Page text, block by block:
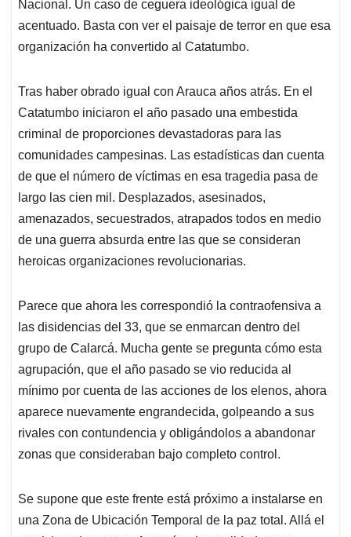
Nacional. Un caso de ceguera ideológica igual de
acentuado. Basta con ver el paisaje de terror en que esa
organización ha convertido al Catatumbo.
Tras haber obrado igual con Arauca años atrás. En el
Catatumbo iniciaron el año pasado una embestida
criminal de proporciones devastadoras para las
comunidades campesinas. Las estadísticas dan cuenta
de que el número de víctimas en esa tragedia pasa de
largo las cien mil. Desplazados, asesinados,
amenazados, secuestrados, atrapados todos en medio
de una guerra absurda entre las que se consideran
heroicas organizaciones revolucionarias.
Parece que ahora les correspondió la contraofensiva a
las disidencias del 33, que se enmarcan dentro del
grupo de Calarcá. Mucha gente se pregunta cómo esta
agrupación, que el año pasado se vio reducida al
mínimo por cuenta de las acciones de los elenos, ahora
aparece nuevamente engrandecida, golpeando a sus
rivales con contundencia y obligándolos a abandonar
zonas que consideraban bajo completo control.
Se supone que este frente está próximo a instalarse en
una Zona de Ubicación Temporal de la paz total. Allá el